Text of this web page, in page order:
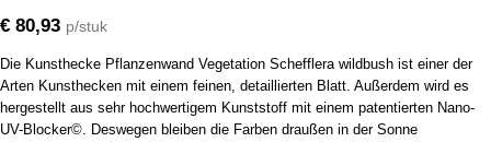
€ 80,93 p/stuk
Die Kunsthecke Pflanzenwand Vegetation Schefflera wildbush ist einer der
Arten Kunsthecken mit einem feinen, detaillierten Blatt. Außerdem wird es
hergestellt aus sehr hochwertigem Kunststoff mit einem patentierten Nano-
UV-Blocker©. Deswegen bleiben die Farben draußen in der Sonne